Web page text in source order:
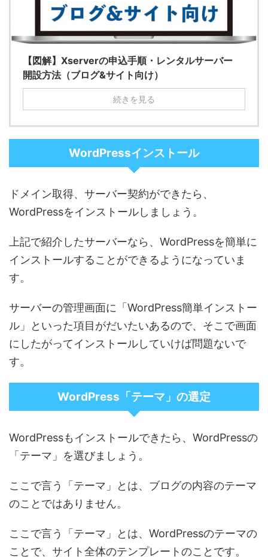
【図解】Xserverの申込手順・レンタルサーバー
開設方法（ブログ&サイト向け）
続きを見る
WordPressインストール
ドメイン取得、サーバー契約ができたら、
WordPressをインストールしましょう。
上記で紹介したサーバーなら、WordPressを簡単に
インストールすることができるようになっていま
す。
サーバーの管理画面に「WordPress簡単インストー
ル」といった項目がだいたいあるので、そこで画面
にしたがってインストールしていけば問題ないで
す。
WordPress「テーマ」の選定
WordPressもインストールできたら、WordPressの
「テーマ」を選びましょう。
ここで言う「テーマ」とは、ブログの内容のテーマ
のことではありません。
ここで言う「テーマ」とは、WordPressのテーマの
ことで、サイト全体のテンプレートのことです。